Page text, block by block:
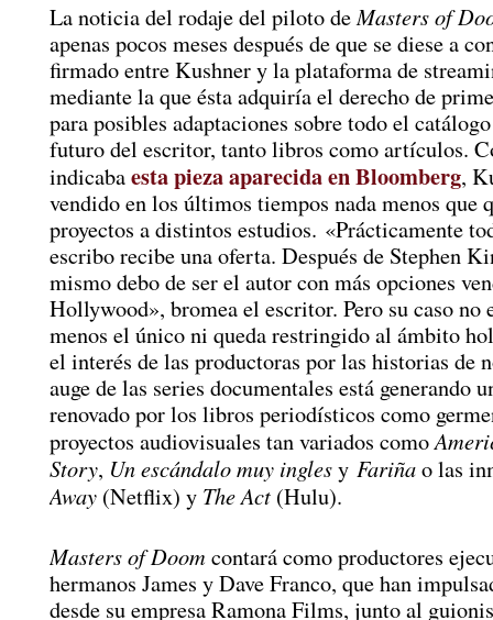
La noticia del rodaje del piloto deMasters of
apenas pocos meses después de que se diese a
firmado entre Kushner y la plataforma de
mediante la que ésta adquiría el derecho de
para posibles adaptaciones sobre todo el
futuro del escritor, tanto libros como artículos.
indicabaesta pieza aparecida en Bloomberg,
vendido en los últimos tiempos nada menos que
proyectos a distintos estudios. «Prácticamente
escribo recibe una oferta. Después de Stephen
mismo debo de ser el autor con más opciones
Hollywood», bromea el escritor. Pero su caso no
menos el único ni queda restringido al ámbito
el interés de las productoras por las historias de
auge de las series documentales está generando
renovado por los libros periodísticos como
proyectos audiovisuales tan variados como
Story, Un escándalo muy inglesy Fariñao las
Away (Netflix) y The Act (Hulu).
Masters of Doom contará como productores
hermanos James y Dave Franco, que han
desde su empresa Ramona Films, junto al